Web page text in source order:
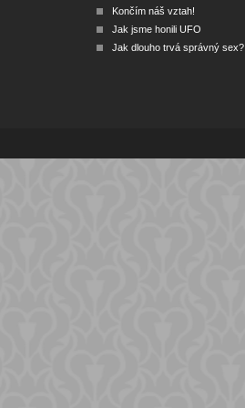
Končím náš vztah!
Jak jsme honili UFO
Jak dlouho trvá správný sex?